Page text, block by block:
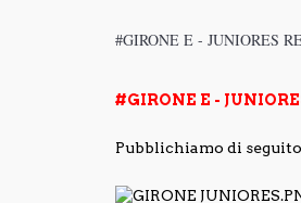
#GIRONE E - JUNIORES
#GIRONE E -
Pubblichiamo di